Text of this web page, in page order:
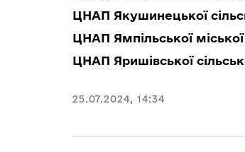
ЦНАП Якушинецької
ЦНАП Ямпільської
ЦНАП Яришівської
25.07.2024, 14:34